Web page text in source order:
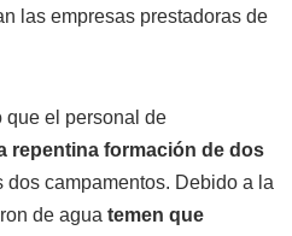
las empresas prestadoras de
que el personal de
repentina formación de dos
dos campamentos. Debido a la
de agua temen que